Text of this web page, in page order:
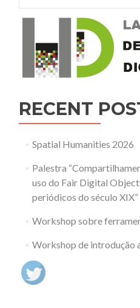
RECENT
Spatial Humanities 2026
Palestra
uso do Fair Digital
periódicos do século XIX”
Workshop sobre
Workshop de introdução